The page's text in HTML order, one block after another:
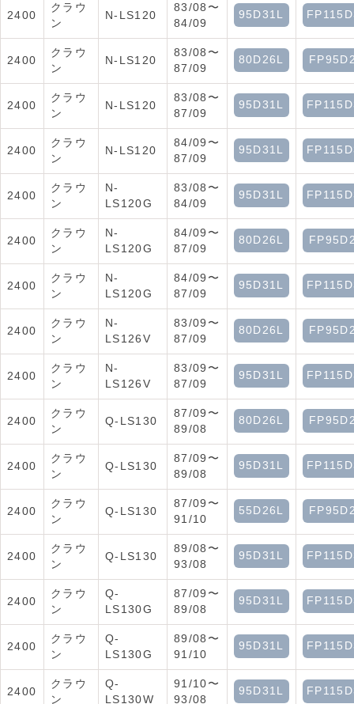
2400
クラウ
ン
N-LS120
83/08〜
84/09
95D31L
2400
クラウ
ン
N-LS120
83/08〜
87/09
80D26L
2400
クラウ
ン
N-LS120
83/08〜
87/09
95D31L
2400
クラウ
ン
N-LS120
84/09〜
87/09
95D31L
2400
クラウ
ン
N-
LS120G
83/08〜
84/09
95D31L
2400
クラウ
ン
N-
LS120G
84/09〜
87/09
80D26L
2400
クラウ
ン
N-
LS120G
84/09〜
87/09
95D31L
2400
クラウ
ン
N-
LS126V
83/09〜
87/09
80D26L
2400
クラウ
ン
N-
LS126V
83/09〜
87/09
95D31L
2400
クラウ
ン
Q-LS130
87/09〜
89/08
80D26L
2400
クラウ
ン
Q-LS130
87/09〜
89/08
95D31L
2400
クラウ
ン
Q-LS130
87/09〜
91/10
55D26L
2400
クラウ
ン
Q-LS130
89/08〜
93/08
95D31L
2400
クラウ
ン
Q-
LS130G
87/09〜
89/08
95D31L
2400
クラウ
ン
Q-
LS130G
89/08〜
91/10
95D31L
2400
クラウ
ン
Q-
LS130W
91/10〜
93/08
95D31L